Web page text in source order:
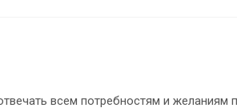
всем потребностям и